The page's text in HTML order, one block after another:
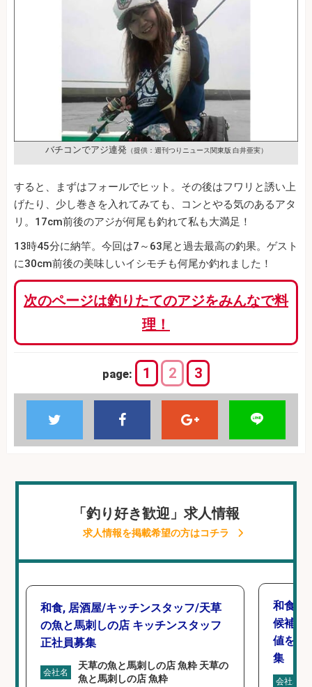
バチコンでアジ連発 （提供：週刊つりニュース関東版 白井亜実）
すると、まずはフォールでヒット。その後はフワリと誘い上
げたり、少し巻きを入れてみても、コンとやる気のあるアタ
リ。17cm前後のアジが何尾も釣れて私も大満足！
13時45分に納竿。今回は7～63尾と過去最高の釣果。ゲスト
に30cm前後の美味しいイシモチも何尾か釣れました！
次のページは釣りたてのアジをみんなで料
理！
page: 1 2 3
「釣り好き歓迎」求人情報
求人情報を掲載希望の方はコチラ
和食, 居酒屋/キッチンスタッフ/天草
の魚と馬刺しの店 キッチンスタッフ
正社員募集
会社名
天草の魚と馬刺しの店 魚粋 天草の
魚と馬刺しの店 魚粋
和食,
候補/
値を上
集
会社名